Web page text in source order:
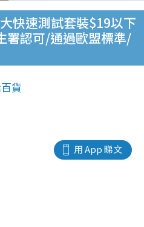
快速測試套裝$19以下
署認可/通過歐盟標準/
貨
用 App 睇文